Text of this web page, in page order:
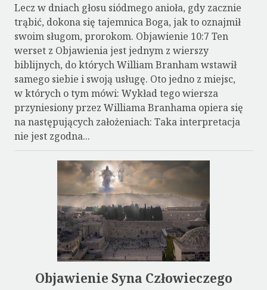
Lecz w dniach głosu siódmego anioła, gdy zacznie
trąbić, dokona się tajemnica Boga, jak to oznajmił
swoim sługom, prorokom. Objawienie 10:7 Ten
werset z Objawienia jest jednym z wierszy
biblijnych, do których William Branham wstawił
samego siebie i swoją usługę. Oto jedno z miejsc,
w których o tym mówi: Wykład tego wiersza
przyniesiony przez Williama Branhama opiera się
na następujących założeniach: Taka interpretacja
nie jest zgodna...
Objawienie Syna Człowieczego